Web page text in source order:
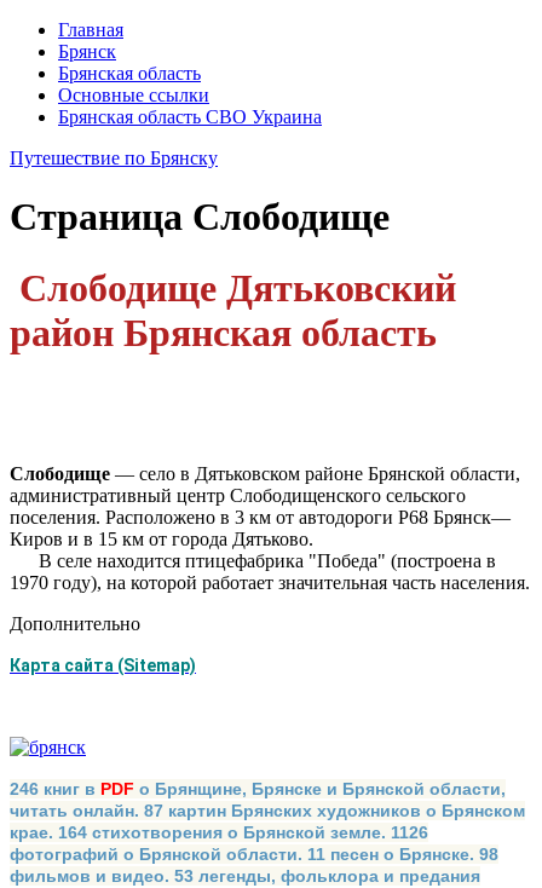
Главная
Брянск
Брянская область
Основные ссылки
Брянская область СВО Украина
Путешествие по Брянску
Страница Слободище
Слободище Дятьковский
район Брянская область
Слободище — село в Дятьковском районе Брянской области,
административный центр Слободищенского сельского
поселения. Расположено в 3 км от автодороги Р68 Брянск—
Киров и в 15 км от города Дятьково.
В селе находится птицефабрика "Победа" (построена в
1970 году), на которой работает значительная часть населения.
Дополнительно
Карта сайта (Sitemap)
246 книг в PDF о Брянщине, Брянске и Брянской области,
читать онлайн. 87 картин Брянских художников о Брянском
крае. 164 стихотворения о Брянской земле. 1126
фотографий о Брянской области. 11 песен о Брянске. 98
фильмов и видео. 53 легенды, фольклора и предания